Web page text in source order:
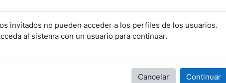
invitados no pueden acceder a los perfiles de los usuarios.
al sistema con un usuario para continuar.
Cancelar Continuar